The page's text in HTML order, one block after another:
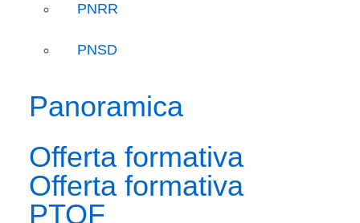
PNRR
PNSD
Panoramica
Offerta formativa
Offerta formativa
PTOF